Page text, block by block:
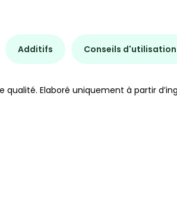
Additifs Conseils d'utilisation
Elaboré uniquement à partir